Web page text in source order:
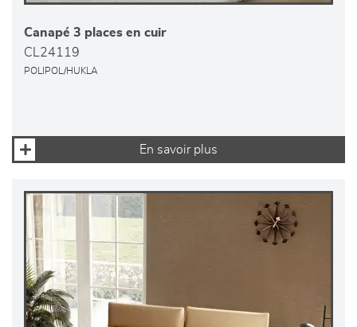
Canapé 3 places en cuir
CL24119
POLIPOL/HUKLA
En savoir plus